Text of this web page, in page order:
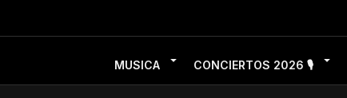
MUSICA CONCIERTOS 2026 🎙️